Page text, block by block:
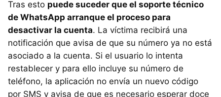
Tras esto puede suceder que el soporte técnico
de WhatsApp arranque el proceso para
desactivar la cuenta. La víctima recibirá una
notificación que avisa de que su número ya no está
asociado a la cuenta. Si el usuario lo intenta
restablecer y para ello incluye su número de
teléfono, la aplicación no envía un nuevo código
por SMS y avisa de que es necesario esperar doce